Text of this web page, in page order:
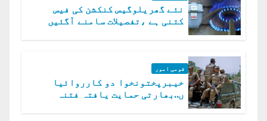
نئے گھریلوگیس کنکشن کی فیس
کتنی ہے ،تفصیلات سامنے آگئیں
قومی امور
خیبرپختونخوا دو کارروائیا
ں..بھارتی حمایت یافتہ فتنہ